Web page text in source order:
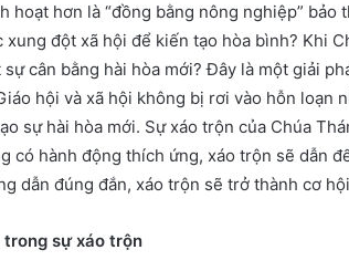
hoạt hơn là “đồng bằng nông nghiệp”
xung đột xã hội để kiến tạo hòa bình? Khi
cân bằng hài hòa mới? Đây là một giải
hội và xã hội không bị rơi vào hỗn loạn
sự hài hòa mới. Sự xáo trộn của Chúa
có hành động thích ứng, xáo trộn sẽ dẫn
dẫn đúng đắn, xáo trộn sẽ trở thành cơ
trong sự xáo trộn